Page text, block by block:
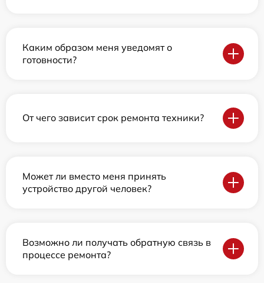
Каким образом меня уведомят о
готовности?
От чего зависит срок ремонта техники?
Может ли вместо меня принять
устройство другой человек?
Возможно ли получать обратную связь в
процессе ремонта?